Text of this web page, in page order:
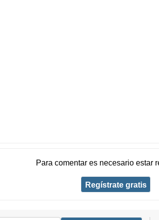
Para comentar es necesario estar
Regístrate gratis